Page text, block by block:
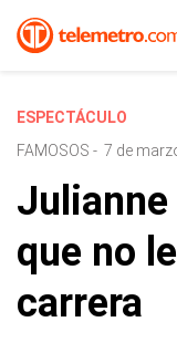
ESPECTÁCULO
FAMOSOS - 7 de
que no
carrera